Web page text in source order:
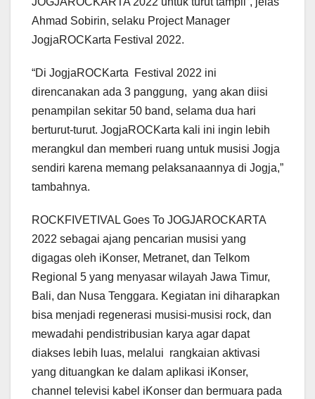
Ahmad Sobirin, selaku Project Manager
JogjaROCKarta Festival 2022.
“Di JogjaROCKarta Festival 2022 ini
direncanakan ada 3 panggung, yang akan diisi
penampilan sekitar 50 band, selama dua hari
berturut-turut. JogjaROCKarta kali ini ingin lebih
merangkul dan memberi ruang untuk musisi Jogja
sendiri karena memang pelaksanaannya di Jogja,”
tambahnya.
ROCKFIVETIVAL Goes To JOGJAROCKARTA
2022 sebagai ajang pencarian musisi yang
digagas oleh iKonser, Metranet, dan Telkom
Regional 5 yang menyasar wilayah Jawa Timur,
Bali, dan Nusa Tenggara. Kegiatan ini diharapkan
bisa menjadi regenerasi musisi-musisi rock, dan
mewadahi pendistribusian karya agar dapat
diakses lebih luas, melalui rangkaian aktivasi
yang dituangkan ke dalam aplikasi iKonser,
channel televisi kabel iKonser dan bermuara pada